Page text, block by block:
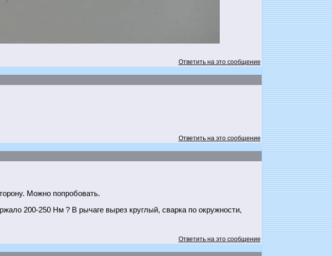
Ответить на это сообщение
Ответить на это сообщение
Можно попробовать.
200-250 Нм ? В рычаге вырез круглый, сварка по окружности,
Ответить на это сообщение